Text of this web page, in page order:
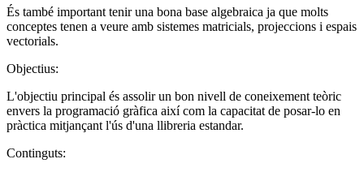
És també important tenir una bona base algebraica ja que molts
conceptes tenen a veure amb sistemes matricials, projeccions i espais
vectorials.
Objectius:
L'objectiu principal és assolir un bon nivell de coneixement teòric
envers la programació gràfica així com la capacitat de posar-lo en
pràctica mitjançant l'ús d'una llibreria estandar.
Continguts: